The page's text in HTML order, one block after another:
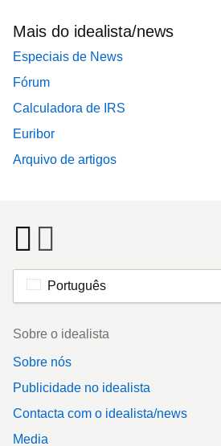
Mais do idealista/news
Especiais de News
Fórum
Calculadora de IRS
Euribor
Arquivo de artigos
Português
Footer
Sobre o idealista
Sobre nós
Publicidade no idealista
Contacta com o idealista/news
Media